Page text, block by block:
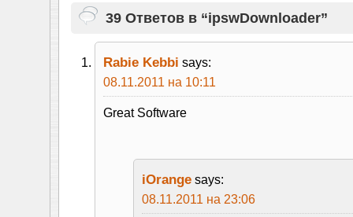
39 Ответов в “ipswDownloader”
Rabie Kebbi says:
08.11.2011 на 10:11
Great Software
iOrange says:
08.11.2011 на 23:06